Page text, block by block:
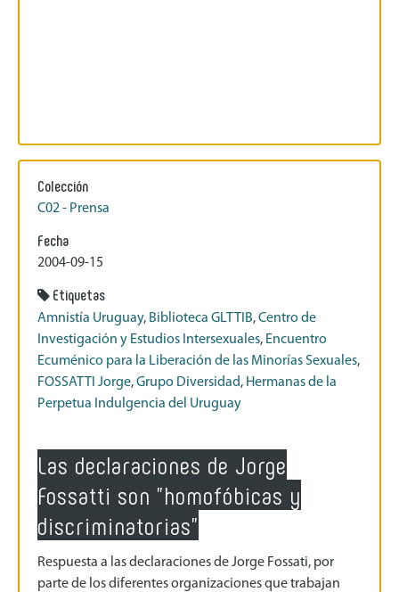
Colección
C02 - Prensa
Fecha
2004-09-15
Etiquetas
Amnistía Uruguay, Biblioteca GLTTIB,Centro de
Investigación y Estudios Intersexuales, Encuentro
Ecuménico para la Liberación de las Minorías Sexuales,
FOSSATTI Jorge,Grupo Diversidad, Hermanas de la
Perpetua Indulgencia del Uruguay
Las declaraciones de Jorge
Fossatti son "homofóbicas y
discriminatorias"
Respuesta a las declaraciones de Jorge Fossati, por
parte de los diferentes organizaciones que trabajan